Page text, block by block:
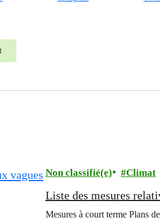
Non classifié(e) Climat
Liste des mesures
Mesures à court terme Plans